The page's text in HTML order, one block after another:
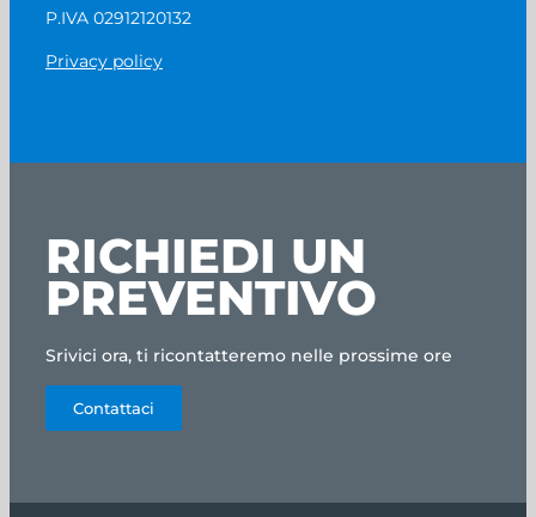
P.IVA 02912120132
Privacy policy
RICHIEDI UN
PREVENTIVO
Srivici ora, ti ricontatteremo nelle prossime ore
Contattaci